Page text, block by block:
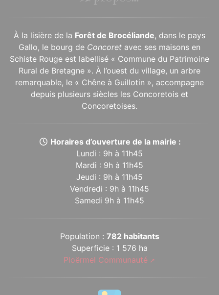
À la lisière de la Forêt de Brocéliande, dans le pays
Gallo, le bourg de Concoret avec ses maisons en
Schiste Rouge est labellisé « Commune du Patrimoine
Rural de Bretagne ». À l’ouest du village, un arbre
remarquable, le « Chêne à Guillotin », accompagne
depuis plusieurs siècles les Concoretois et
Concoretoises.
Horaires d’ouverture de la mairie :
Lundi : 9h à 11h45
Mardi : 9h à 11h45
Jeudi : 9h à 11h45
Vendredi : 9h à 11h45
Samedi 9h à 11h45
Population : 782 habitants
Superficie : 1 576 ha
Ploërmel Communauté